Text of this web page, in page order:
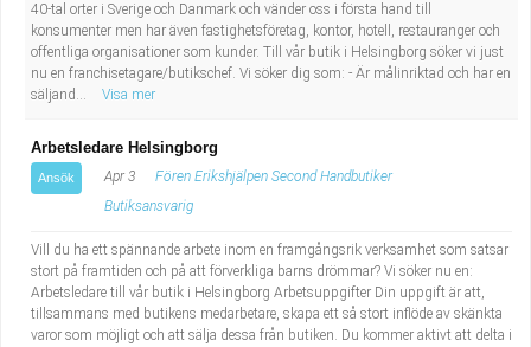
40-tal orter i Sverige och Danmark och vänder oss i första hand till
konsumenter men har även fastighetsföretag, kontor, hotell, restauranger och
offentliga organisationer som kunder. Till vår butik i Helsingborg söker vi just
nu en franchisetagare/butikschef. Vi söker dig som: - Är målinriktad och har en
säljand...
Visa mer
Arbetsledare Helsingborg
Ansök Apr 3
Fören Erikshjälpen Second Handbutiker
Butiksansvarig
Vill du ha ett spännande arbete inom en framgångsrik verksamhet som satsar
stort på framtiden och på att förverkliga barns drömmar? Vi söker nu en:
Arbetsledare till vår butik i Helsingborg Arbetsuppgifter Din uppgift är att,
tillsammans med butikens medarbetare, skapa ett så stort inflöde av skänkta
varor som möjligt och att sälja dessa från butiken. Du kommer aktivt att delta i